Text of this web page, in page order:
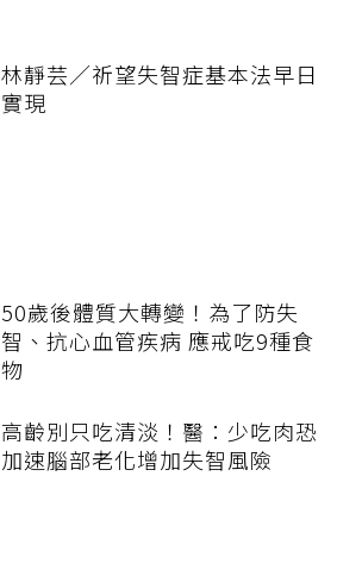
林靜芸／祈望失智症基本法早日
實現
50歲後體質大轉變！為了防失
智、抗心血管疾病 應戒吃9種食
物
高齡別只吃清淡！醫：少吃肉恐
加速腦部老化增加失智風險